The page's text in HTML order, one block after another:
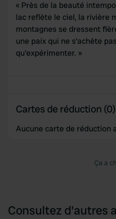
of their services.
« Près de la beauté
lac reflète le ciel, la rivière
montagnes se dressent
une paix qui ne s'achète
qu'expérimenter. »
Cartes de réduction (0)
Aucune carte de réduction
Ça a
Consultez d'autres